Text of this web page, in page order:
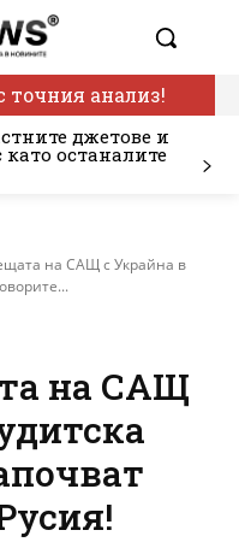
анализ!
джетове и
останалите
на САЩ с Украйна в
на САЩ